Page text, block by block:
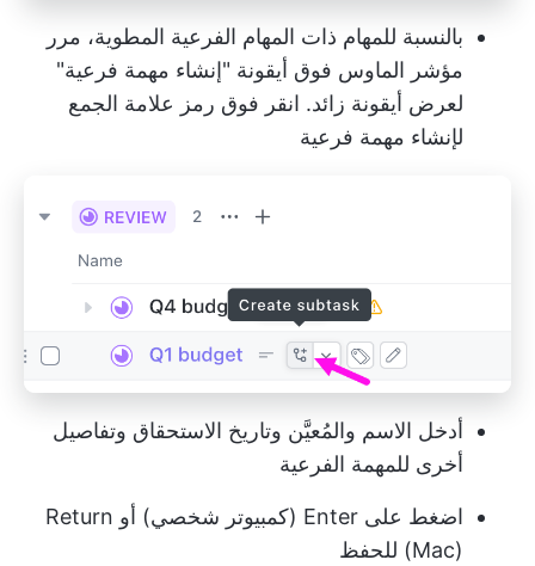
بالنسبة للمهام ذات المهام الفرعية المطوية، مرر
مؤشر الماوس فوق أيقونة "إنشاء مهمة فرعية"
لعرض أيقونة زائد. انقر فوق رمز علامة الجمع
لإنشاء مهمة فرعية
أدخل الاسم والمُعيَّن وتاريخ الاستحقاق وتفاصيل
أخرى للمهمة الفرعية
اضغط على Enter (كمبيوتر شخصي) أو Return
(Mac) للحفظ